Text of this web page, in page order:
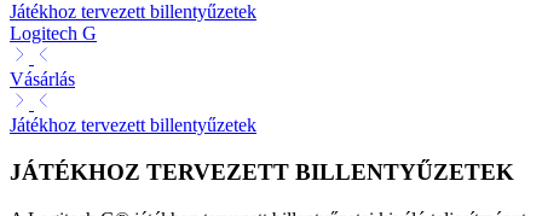
Játékhoz tervezett billentyűzetek
Logitech G
Vásárlás
Játékhoz tervezett billentyűzetek
JÁTÉKHOZ TERVEZETT BILLENTYŰZETEK